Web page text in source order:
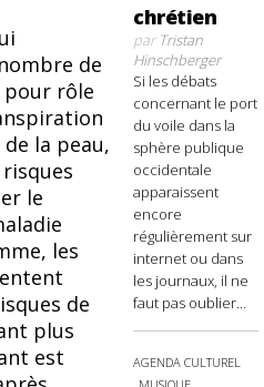
de
rôle
la peau,
le
les
de
plus
est
chrétien
parTristan
Hinschberger
Si les débats
concernant le port
du voile dans la
sphère publique
occidentale
apparaissent
encore
régulièrement sur
internet ou dans
les journaux, il ne
faut pas oublier...
AGENDA CULTUREL